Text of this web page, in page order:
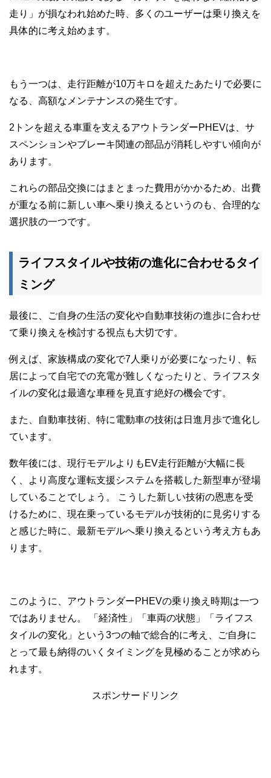
走り」が損なわれ始めた時、多くのユーザーは乗り換えを
具体的に考え始めます。
もう一つは、走行距離が10万キロを超えたあたりで必要に
なる、高額なメンテナンスの発生です。
2トンを超える車重を支えるアウトランダーPHEVは、サ
スペンションやブレーキ関連の部品が消耗しやすい傾向が
あります。
これらの部品交換にはまとまった費用がかかるため、出費
が重なる前に新しい車へ乗り換えるというのも、合理的な
選択肢の一つです。
ライフスタイルや技術の進化に合わせるタイ
ミング
最後に、ご自身の生活の変化や自動車技術の進歩に合わせ
て乗り換えを検討する視点も大切です。
例えば、家族構成の変化で7人乗りが必要になったり、転
居によって自宅での充電が難しくなったりと、ライフスタ
イルの変化は最適な車種を見直す絶好の機会です。
また、自動車技術、特に電動車の技術は日進月歩で進化し
ています。
数年後には、現行モデルよりもEV走行距離が大幅に長
く、より高度な運転支援システムを搭載した新型車が登場
していることでしょう。 こうした新しい技術の恩恵を受
けるために、現在乗っているモデルが技術的に見劣りする
と感じた時に、最新モデルへ乗り換えるという考え方もあ
ります。
このように、アウトランダーPHEVの乗り換え時期は一つ
ではありません。 「経済性」「車両の状態」「ライフス
タイルの変化」という3つの軸で総合的に考え、ご自身に
とって最も納得のいくタイミングを見極めることが求めら
れます。
スポンサードリンク